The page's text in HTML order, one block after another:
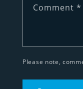
Comment *
Please note,